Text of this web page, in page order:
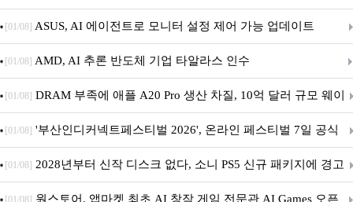
아의 용사’ 재개최 및 풍성한 기념 이벤트 실시!
[01/08] ASUS, AI 에이전트로 모니터 설정 제어 가능 업데이트
[01/08] AMD, AI 추론 반도체 기업 타알라스 인수
[01/08] DRAM 부족에 애플 A20 Pro 생산 차질, 10억 달러 규모 웨이
퍼 대기
[01/08] '부산인디커넥트페스티벌 2026', 온라인 페스티벌 7일 공식
개막... 22일간 진행
[01/08] 2028년부터 신작 디스크 없다, 소니 PS5 신규 패키지에 경고
문 추가
[01/08] 원스토어, 앱마켓 최초 AI 창작 게임 전문관 AI Games 오픈